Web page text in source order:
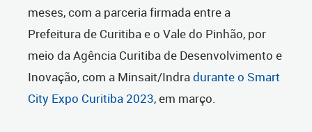
meses, com a parceria firmada entre a
Prefeitura de Curitiba e o Vale do Pinhão, por
meio da Agência Curitiba de Desenvolvimento e
Inovação, com a Minsait/Indradurante o Smart
City Expo Curitiba 2023, em março.